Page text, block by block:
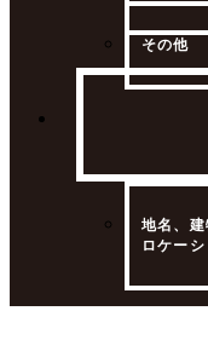
その他
地名、
ロケーシ